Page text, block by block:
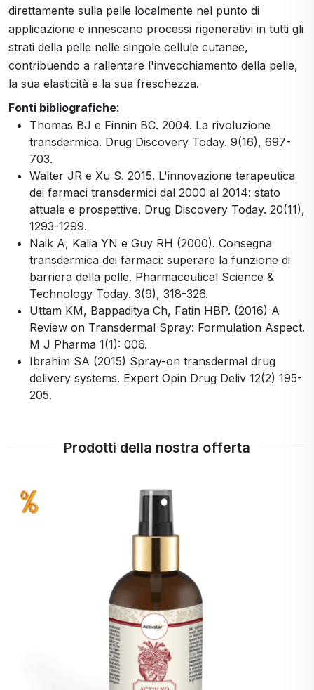
direttamente sulla pelle localmente nel punto di
applicazione e innescano processi rigenerativi in tutti gli
strati della pelle nelle singole cellule cutanee,
contribuendo a rallentare l'invecchiamento della pelle,
la sua elasticità e la sua freschezza.
Fonti bibliografiche:
Thomas BJ e Finnin BC. 2004. La rivoluzione
transdermica. Drug Discovery Today. 9(16), 697-
703.
Walter JR e Xu S. 2015. L'innovazione terapeutica
dei farmaci transdermici dal 2000 al 2014: stato
attuale e prospettive. Drug Discovery Today. 20(11),
1293-1299.
Naik A, Kalia YN e Guy RH (2000). Consegna
transdermica dei farmaci: superare la funzione di
barriera della pelle. Pharmaceutical Science &
Technology Today. 3(9), 318-326.
Uttam KM, Bappaditya Ch, Fatin HBP. (2016) A
Review on Transdermal Spray: Formulation Aspect.
M J Pharma 1(1): 006.
Ibrahim SA (2015) Spray-on transdermal drug
delivery systems. Expert Opin Drug Deliv 12(2) 195-
205.
Prodotti della nostra offerta